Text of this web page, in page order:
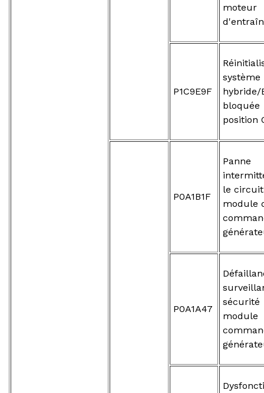
moteur
P1C9E9F
système
hybride/
position
P0A1B1F
Panne
le
module
P0A1A47